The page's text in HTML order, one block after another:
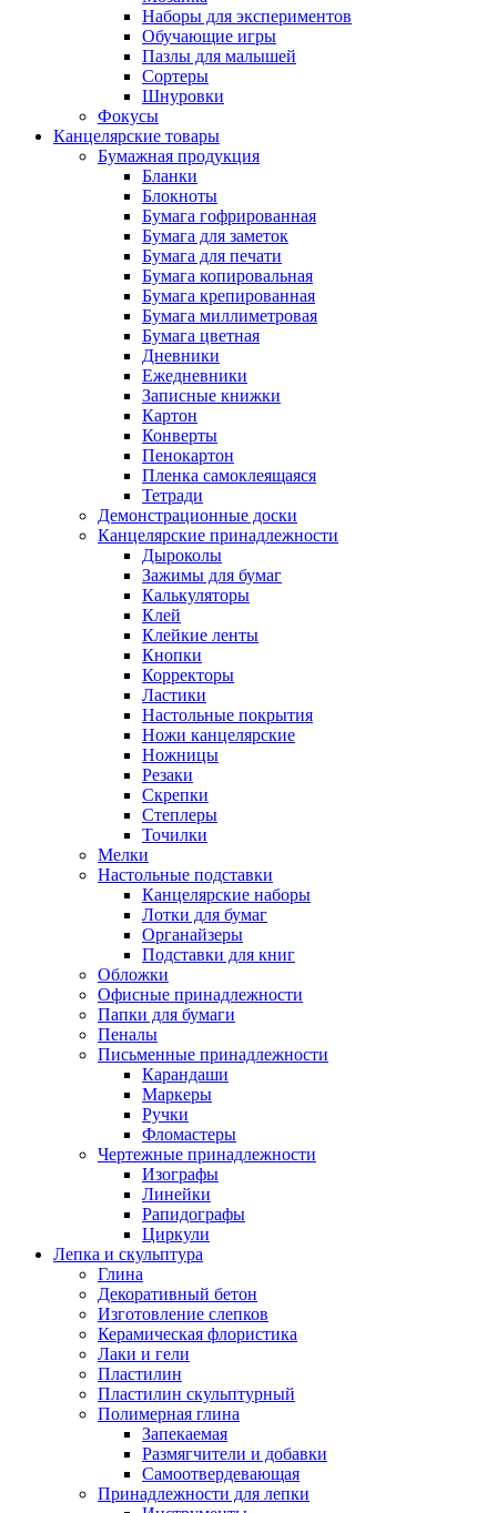
Наборы для экспериментов
Обучающие игры
Пазлы для малышей
Сортеры
Шнуровки
Фокусы
Канцелярские товары
Бумажная продукция
Бланки
Блокноты
Бумага гофрированная
Бумага для заметок
Бумага для печати
Бумага копировальная
Бумага крепированная
Бумага миллиметровая
Бумага цветная
Дневники
Ежедневники
Записные книжки
Картон
Конверты
Пенокартон
Пленка самоклеящаяся
Тетради
Демонстрационные доски
Канцелярские принадлежности
Дыроколы
Зажимы для бумаг
Калькуляторы
Клей
Клейкие ленты
Кнопки
Корректоры
Ластики
Настольные покрытия
Ножи канцелярские
Ножницы
Резаки
Скрепки
Степлеры
Точилки
Мелки
Настольные подставки
Канцелярские наборы
Лотки для бумаг
Органайзеры
Подставки для книг
Обложки
Офисные принадлежности
Папки для бумаги
Пеналы
Письменные принадлежности
Карандаши
Маркеры
Ручки
Фломастеры
Чертежные принадлежности
Изографы
Линейки
Рапидографы
Циркули
Лепка и скульптура
Глина
Декоративный бетон
Изготовление слепков
Керамическая флористика
Лаки и гели
Пластилин
Пластилин скульптурный
Полимерная глина
Запекаемая
Размягчители и добавки
Самоотвердевающая
Принадлежности для лепки